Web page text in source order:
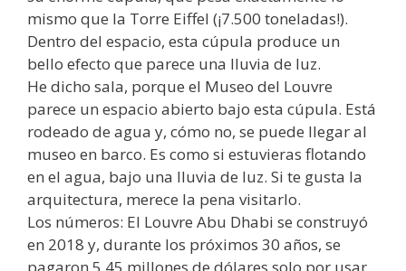
mismo que la Torre Eiffel (¡7.500 toneladas!).
Dentro del espacio, esta cúpula produce un
bello efecto que parece una lluvia de luz.
He dicho sala, porque el Museo del Louvre
parece un espacio abierto bajo esta cúpula. Está
rodeado de agua y, cómo no, se puede llegar al
museo en barco. Es como si estuvieras flotando
en el agua, bajo una lluvia de luz. Si te gusta la
arquitectura, merece la pena visitarlo.
Los números: El Louvre Abu Dhabi se construyó
en 2018 y, durante los próximos 30 años, se
pagaron 5,45 millones de dólares solo por usar